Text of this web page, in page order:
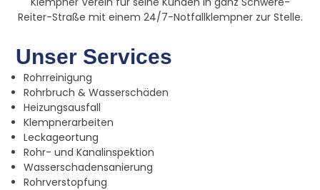
Reiter-Straße mit einem 24/7-Notfallklempner zur Stelle.
Unser Services
Rohrreinigung
Rohrbruch & Wasserschäden
Heizungsausfall
Klempnerarbeiten
Leckageortung
Rohr- und Kanalinspektion
Wasserschadensanierung
Rohrverstopfung